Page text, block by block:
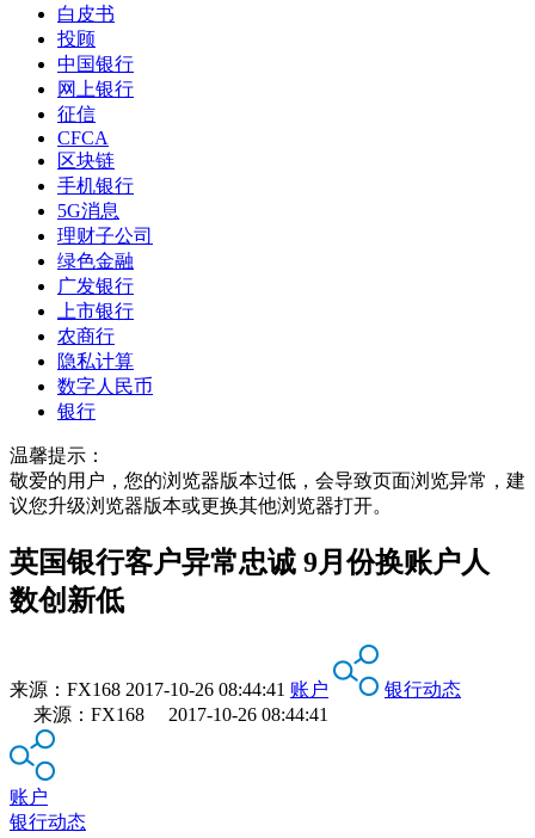
白皮书
投顾
中国银行
网上银行
征信
CFCA
区块链
手机银行
5G消息
理财子公司
绿色金融
广发银行
上市银行
农商行
隐私计算
数字人民币
银行
温馨提示：
敬爱的用户，您的浏览器版本过低，会导致页面浏览异常，建
议您升级浏览器版本或更换其他浏览器打开。
英国银行客户异常忠诚 9月份换账户人
数创新低
来源： FX168 2017-10-26 08:44:41 账户
银行动态
来源：FX168 2017-10-26 08:44:41
账户
银行动态